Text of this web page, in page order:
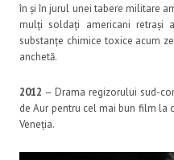
în și în jurul unei tabere militare
mulți soldați americani retrași
substanțe chimice toxice acum
anchetă.
2012 – Drama regizorului sud-
de Aur pentru cel mai bun film la
Veneția.